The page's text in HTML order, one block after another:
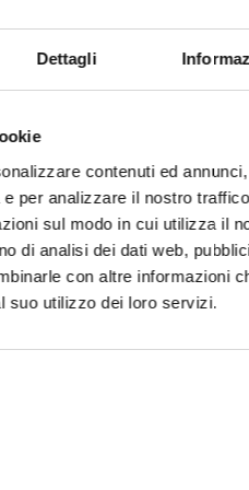
Dettagli
contenuti ed
per analizzare il nostro
sul modo in cui utilizza il
di analisi dei dati web,
con altre informazioni
suo utilizzo dei loro servizi.